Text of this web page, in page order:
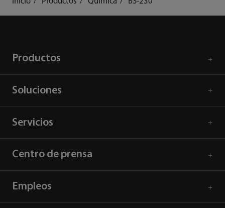
Productos
Soluciones
Servicios
Centro de prensa
Empleos